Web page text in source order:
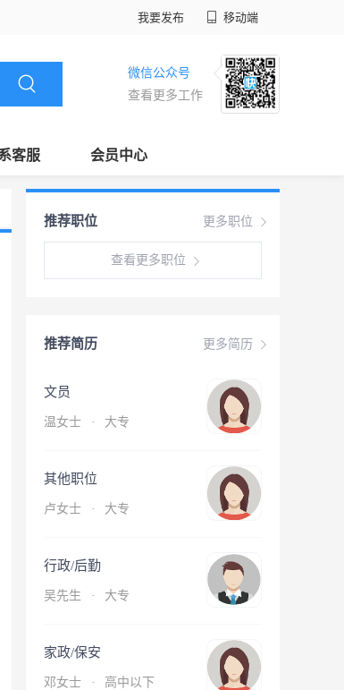
我要发布 移动端
微信公众号
查看更多工作
客服 会员中心
更多职位
推荐职位
查看更多职位
更多简历
推荐简历
文员
温女士 · 大专
其他职位
卢女士 · 大专
行政/后勤
吴先生 · 大专
家政/保安
邓女士 · 高中以下